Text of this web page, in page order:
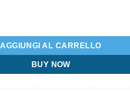
AGGIUNGI AL CARRELLO
BUY NOW